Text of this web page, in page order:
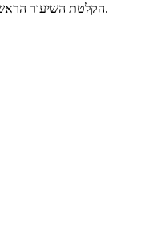
הקלטת השיעור הראשון נמצאת עכשיו תחת "חומר הקורס". התרגיל הראשון גם שוחרר. על הבאים לא ינתנו התראות (אלא אם כן יש שינויים במועדים שלהם), פשוט תשימו לב לתאריכים הכתובים בסילבוס. בהצלחה.